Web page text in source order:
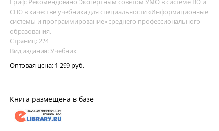
Гриф: Рекомендовано Экспертным советом УМО в системе ВО и
СПО в качестве учебника для специальности «Информационные
системы и программирование» среднего профессионального
образования.
Страниц: 224
Вид издания: Учебник
Оптовая цена: 1 299 руб.
Книга размещена в базе